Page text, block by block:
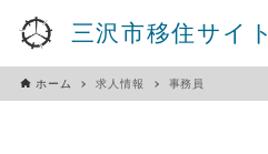
三沢市移住サイト
ホーム 求人情報 事務員